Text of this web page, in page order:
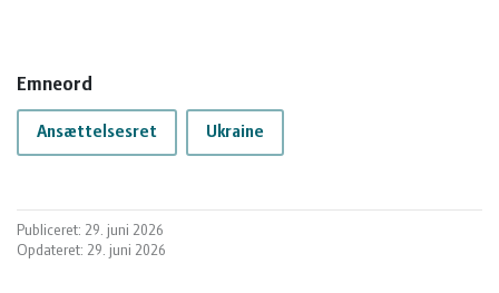
Emneord
Ansættelsesret Ukraine
Publiceret: 29. juni 2026
Opdateret: 29. juni 2026